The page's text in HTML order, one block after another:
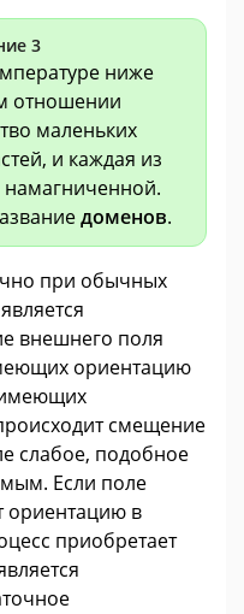
3
ниже
отношении
маленьких
и каждая из
намагниченной.
доменов.
при обычных
внешнего поля
ориентацию
смещение
слабое, подобное
Если поле
ориентацию в
приобретает